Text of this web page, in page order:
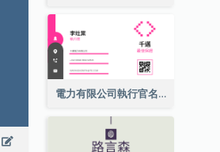
電力有限公司執行官名片